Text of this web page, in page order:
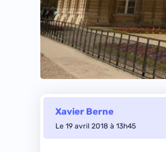
Xavier Berne
Le 19 avril 2018 à 13h45